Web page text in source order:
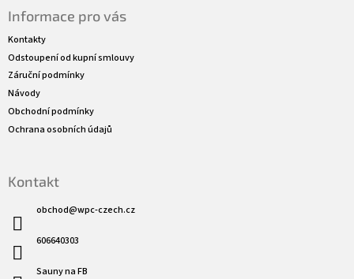
Informace pro vás
Kontakty
Odstoupení od kupní smlouvy
Záruční podmínky
Návody
Obchodní podmínky
Ochrana osobních údajů
Kontakt
obchod@wpc-czech.cz
606640303
Sauny na FB